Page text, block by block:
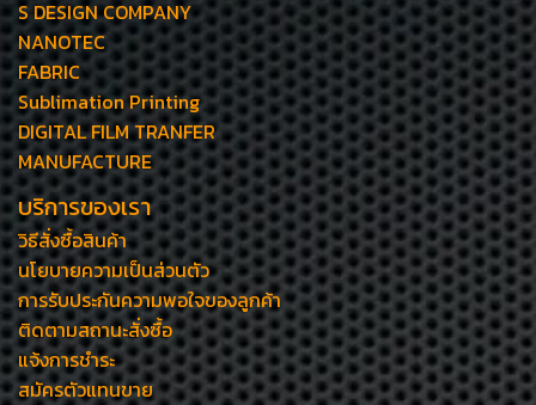
S DESIGN COMPANY
NANOTEC
FABRIC
Sublimation Printing
DIGITAL FILM TRANFER
MANUFACTURE
บริการของเรา
วิธีสั่งซื้อสินค้า
นโยบายความเป็นส่วนตัว
การรับประกันความพอใจของลูกค้า
ติดตามสถานะสั่งซื้อ
แจ้งการชำระ
สมัครตัวแทนขาย